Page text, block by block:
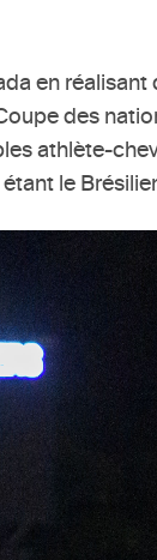
en
des
athlète-
le